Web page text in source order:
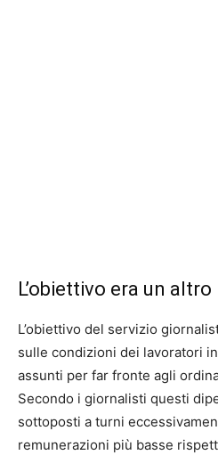
L’obiettivo era un altro
L’obiettivo del servizio
sulle condizioni dei lavoratori
assunti per far fronte agli
Secondo i giornalisti questi
sottoposti a turni
remunerazioni più basse